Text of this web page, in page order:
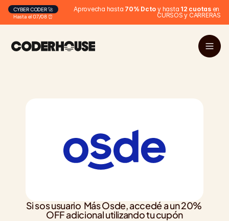
Hasta el 07/08 ⏰
CYBER CODER 🚀 Aprovecha hasta 70% Dcto y hasta 12 cuotas en
CURSOS y CARRERAS
Si sos usuario  Más Osde, accedé a un 20%
OFF adicional utilizando tu cupón